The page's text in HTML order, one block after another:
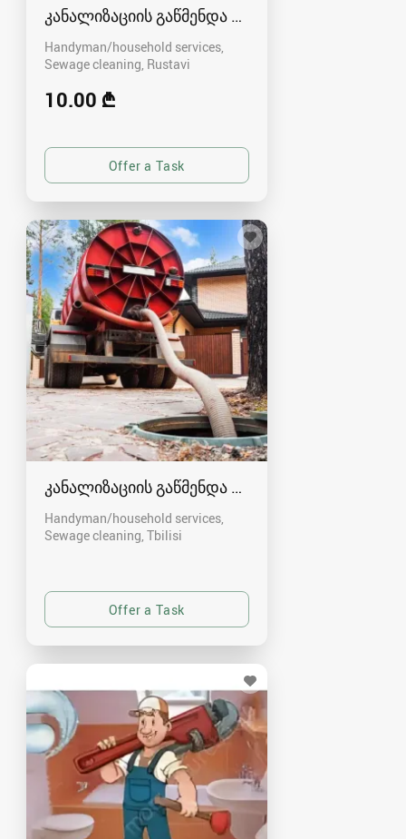
კანალიზაციის გაწმენდა რუსთავში - 591004680
Handyman/household services,
Sewage cleaning Rustavi
10.00 ₾
კანალიზაციის გაწმენდა თბილისი 557554000
Handyman/household services,
Sewage cleaning Tbilisi